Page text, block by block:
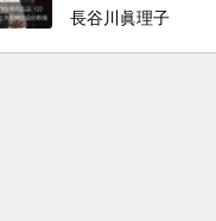
理由
長谷川眞理子